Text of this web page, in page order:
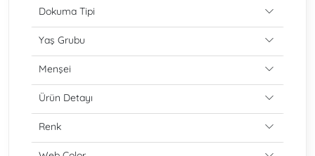
Dokuma Tipi
Yaş Grubu
Menşei
Ürün Detayı
Renk